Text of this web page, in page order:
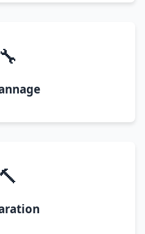
🔧
🔨